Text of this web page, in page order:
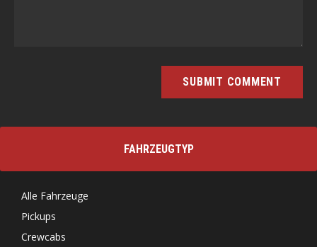
FAHRZEUGTYP
Alle Fahrzeuge
Pickups
Crewcabs